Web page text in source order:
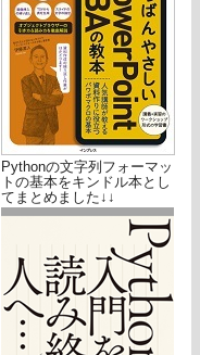
Pythonの文字列フォーマッ
トの基本をキンドル本とし
てまとめました↓↓